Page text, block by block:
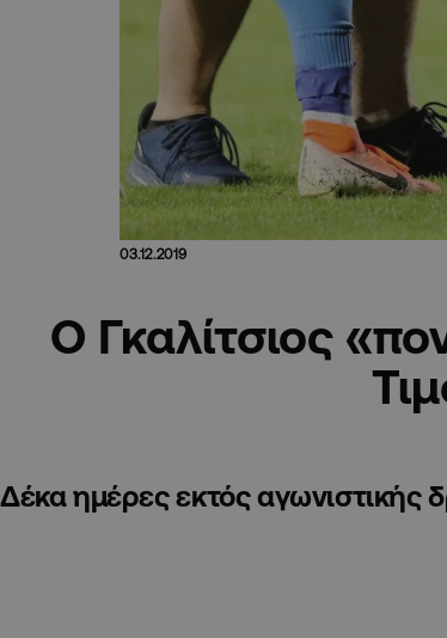
03.12.2019
Ο Γκαλίτσιος
Δέκα ημέρες εκτός αγωνιστικής